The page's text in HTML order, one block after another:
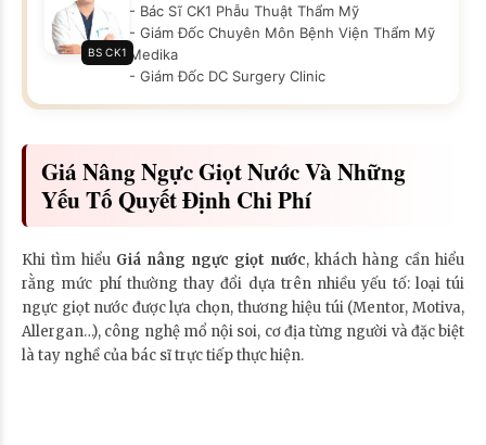
BS CK1
- Bác Sĩ CK1 Phẫu Thuật Thẩm Mỹ
- Giám Đốc Chuyên Môn Bệnh Viện Thẩm Mỹ
Medika
- Giám Đốc DC Surgery Clinic
Giá Nâng Ngực Giọt Nước Và Những
Yếu Tố Quyết Định Chi Phí
Khi tìm hiểu Giá nâng ngực giọt nước, khách hàng cần hiểu
rằng mức phí thường thay đổi dựa trên nhiều yếu tố: loại túi
ngực giọt nước được lựa chọn, thương hiệu túi (Mentor, Motiva,
Allergan…), công nghệ mổ nội soi, cơ địa từng người và đặc biệt
là tay nghề của bác sĩ trực tiếp thực hiện.